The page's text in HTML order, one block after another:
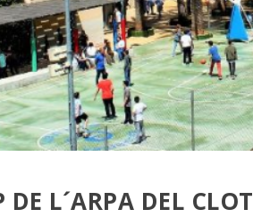
L´ARPA DEL CLOT